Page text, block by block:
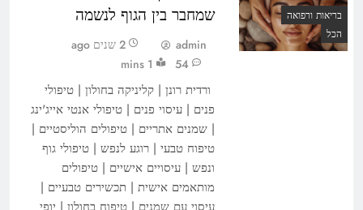
בריאות ורפואה
הכל
שמחבר בין הגוף לנשמה
admin
2 שנים ago
54
1 mins
ורדית רונן | קליניקה בחולון | טיפולי
פנים | עיסוי פנים | טיפולי אנטי אייג'ינג
| שמנים אתריים | טיפולים הוליסטיים |
טיפוח טבעי | רוגע לנפש | טיפולי גוף
ונפש | עיסויים אישיים | טיפולים
מותאמים אישית | תכשירים טבעיים |